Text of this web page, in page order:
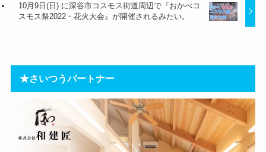
10月9日(日) に深谷市コスモス街道周辺で『おかべコ
スモス祭2022・花火大会』が開催されるみたい。
★さいつうパートナー